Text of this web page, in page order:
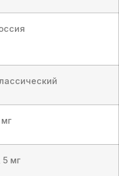
5 мг